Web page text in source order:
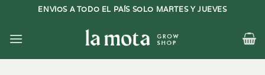
contenido
ENVIOS A TODO EL PAÍS SOLO MARTES Y JUEVES